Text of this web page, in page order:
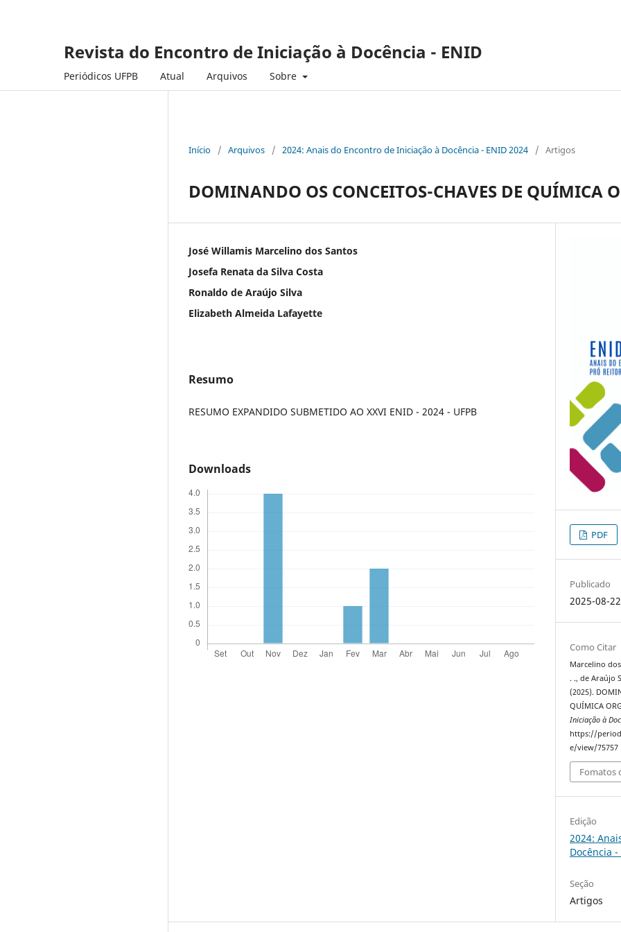
Revista do Encontro de Iniciação à Docência - ENID
Periódicos UFPB Atual Arquivos Sobre
Início / Arquivos / 2024: Anais do Encontro de Iniciação à Docência - ENID 2024 / Artigos
DOMINANDO OS CONCEITOS-CHAVES DE QUÍMICA
José Willamis Marcelino dos Santos
Josefa Renata da Silva Costa
Ronaldo de Araújo Silva
Elizabeth Almeida Lafayette
Resumo
RESUMO EXPANDIDO SUBMETIDO AO XXVI ENID - 2024 - UFPB
Downloads
PDF
Publicado
2025-08-22
Como Citar
Marcelino dos
. ., de Araújo
(2025).
QUÍMICA
Iniciação à
https://
e/view/75757
Fomatos
Edição
2024:
Docência
Seção
Artigos